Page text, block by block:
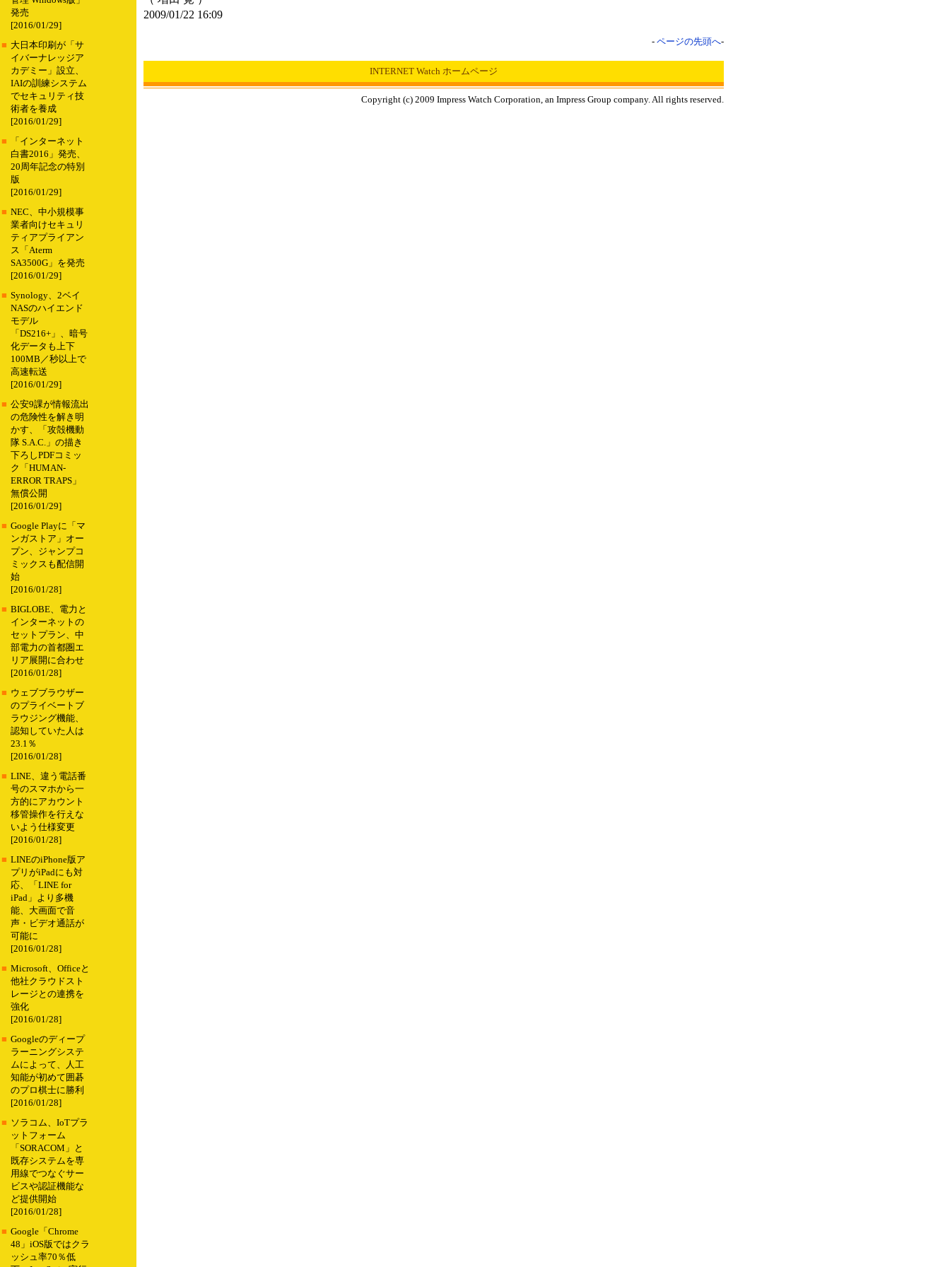
発売
[2016/01/29]
■ 大日本印刷が「サ
イバーナレッジア
カデミー」設立、
IAIの訓練システム
でセキュリティ技
術者を養成
[2016/01/29]
■
「インターネット
白書2016」発売、
20周年記念の特別
版
[2016/01/29]
■ NEC、中小規模事
業者向けセキュリ
ティアプライアン
ス「Aterm
SA3500G」を発売
[2016/01/29]
■ Synology、2ベイ
NASのハイエンド
モデル
「DS216+」、暗号
化データも上下
100MB／秒以上で
高速転送
[2016/01/29]
■ 公安9課が情報流出
の危険性を解き明
かす、「攻殻機動
隊 S.A.C.」の描き
下ろしPDFコミッ
ク「HUMAN-
ERROR TRAPS」
無償公開
[2016/01/29]
■ Google Playに「マ
ンガストア」オー
プン、ジャンプコ
ミックスも配信開
始
[2016/01/28]
■ BIGLOBE、電力と
インターネットの
セットプラン、中
部電力の首都圏エ
リア展開に合わせ
[2016/01/28]
■ ウェブブラウザー
のプライベートブ
ラウジング機能、
認知していた人は
23.1％
[2016/01/28]
■ LINE、違う電話番
号のスマホから一
方的にアカウント
移管操作を行えな
いよう仕様変更
[2016/01/28]
■ LINEのiPhone版ア
プリがiPadにも対
応、「LINE for
iPad」より多機
能、大画面で音
声・ビデオ通話が
可能に
[2016/01/28]
■ Microsoft、Officeと
他社クラウドスト
レージとの連携を
強化
[2016/01/28]
■ Googleのディープ
ラーニングシステ
ムによって、人工
知能が初めて囲碁
のプロ棋士に勝利
[2016/01/28]
■ ソラコム、IoTプラ
ットフォーム
「SORACOM」と
既存システムを専
用線でつなぐサー
ビスや認証機能な
ど提供開始
[2016/01/28]
■ Google「Chrome
48」iOS版ではクラ
ッシュ率70％低
2009/01/22 16:09
- ページの先頭へ-
INTERNET Watch ホームページ
Copyright (c) 2009 Impress Watch Corporation, an Impress Group company. All rights reserved.